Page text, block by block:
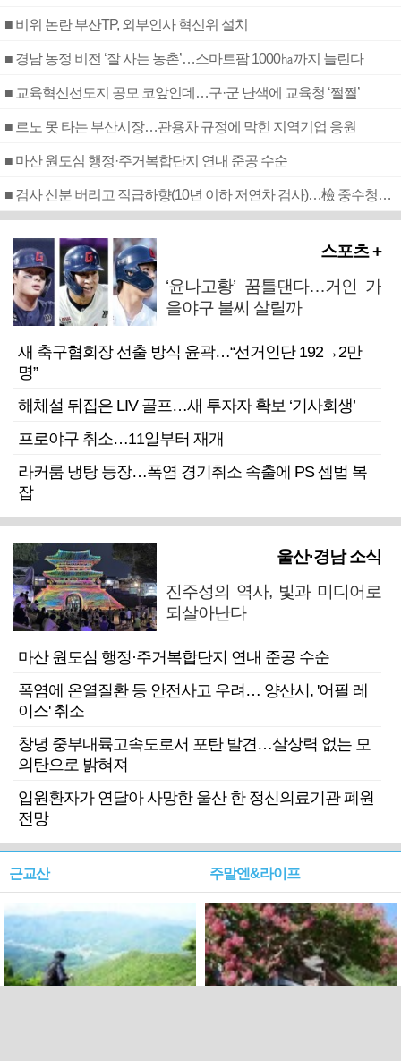
■ 비위 논란 부산TP, 외부인사 혁신위 설치
■ 경남 농정 비전 ‘잘 사는 농촌’…스마트팜 1000㏊까지 늘린다
■ 교육혁신선도지 공모 코앞인데…구·군 난색에 교육청 ‘쩔쩔’
■ 르노 못 타는 부산시장…관용차 규정에 막힌 지역기업 응원
■ 마산 원도심 행정·주거복합단지 연내 준공 수순
■ 검사 신분 버리고 직급하향(10년 이하 저연차 검사)…檢 중수청행 기피
스포츠 +
‘윤나고황’ 꿈틀댄다…거인 가
을야구 불씨 살릴까
새 축구협회장 선출 방식 윤곽…“선거인단 192→2만
명”
해체설 뒤집은 LIV 골프…새 투자자 확보 ‘기사회생’
프로야구 취소…11일부터 재개
라커룸 냉탕 등장…폭염 경기취소 속출에 PS 셈법 복
잡
울산·경남 소식
진주성의 역사, 빛과 미디어로
되살아난다
마산 원도심 행정·주거복합단지 연내 준공 수순
폭염에 온열질환 등 안전사고 우려… 양산시, '어필 레
이스' 취소
창녕 중부내륙고속도로서 포탄 발견…살상력 없는 모
의탄으로 밝혀져
입원환자가 연달아 사망한 울산 한 정신의료기관 폐원
전망
근교산 주말엔&라이프